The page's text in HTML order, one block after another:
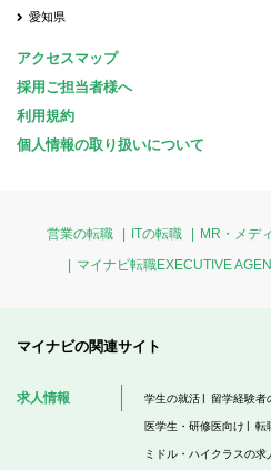
愛知県
アクセスマップ
採用ご担当者様へ
利用規約
個人情報の取り扱いについて
営業の転職 ITの転職 MR・メデ
マイナビ転職EXECUTIVE
マイナビの関連サイト
求人情報 学生の就活 留学経験者
医学生・研修医向け 転
ミドル・ハイクラスの求